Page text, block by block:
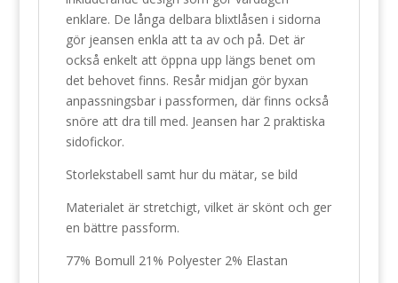
enklare. De långa delbara blixtlåsen i sidorna
gör jeansen enkla att ta av och på. Det är
också enkelt att öppna upp längs benet om
det behovet finns. Resår midjan gör byxan
anpassningsbar i passformen, där finns också
snöre att dra till med. Jeansen har 2 praktiska
sidofickor.
Storlekstabell samt hur du mätar, se bild
Materialet är stretchigt, vilket är skönt och ger
en bättre passform.
77% Bomull 21% Polyester 2% Elastan